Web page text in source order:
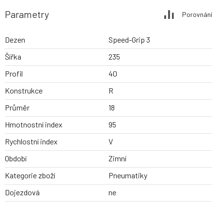
Parametry Porovnání
Dezen
Speed-Grip 3
Šířka
235
Profil
40
Konstrukce
R
Průměr
18
Hmotnostní index
95
Rychlostní index
V
Období
Zimní
Kategorie zboží
Pneumatiky
Dojezdová
ne